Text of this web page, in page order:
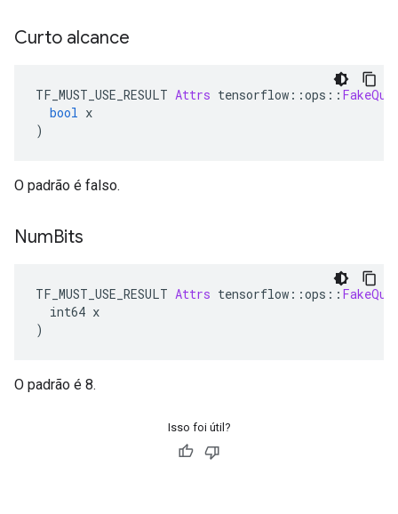
Curto alcance
TF_MUST_USE_RESULT Attrs tensorflow ::ops ::
bool x
)
O padrão é falso.
NumBits
TF_MUST_USE_RESULT Attrs tensorflow ::ops ::
int64 x
)
O padrão é 8.
Isso foi útil?